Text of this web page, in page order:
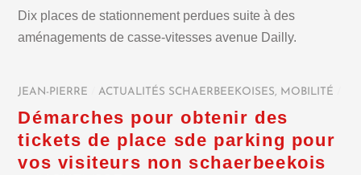
Dix places de stationnement perdues suite à des
aménagements de casse-vitesses avenue Dailly.
JEAN-PIERRE ACTUALITÉS SCHAERBEEKOISES, MOBILITÉ
Démarches pour obtenir des
tickets de place sde parking pour
vos visiteurs non schaerbeekois